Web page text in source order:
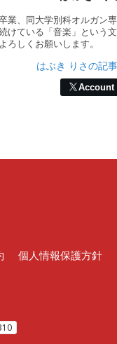
業、同大学別科オルガン
けている「音楽」という
ろしくお願いします。
はぶき りさの記
Account
個人情報保護方針